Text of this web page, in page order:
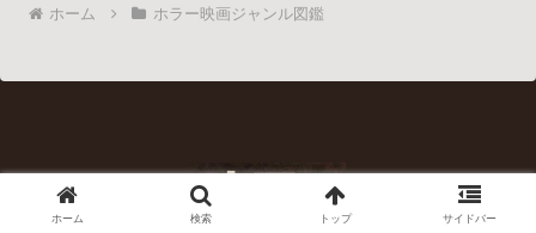
ホーム ホラー映画ジャンル図鑑
ホーム 検索 トップ サイドバー